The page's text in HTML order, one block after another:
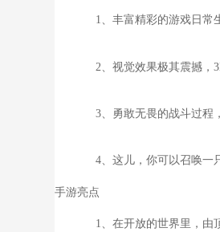
1、丰富精彩的游戏日常
2、视觉效果极其震撼，
3、勇敢无畏的战斗过程
4、这儿，你可以召唤一
手游亮点
1、在开放的世界里，由